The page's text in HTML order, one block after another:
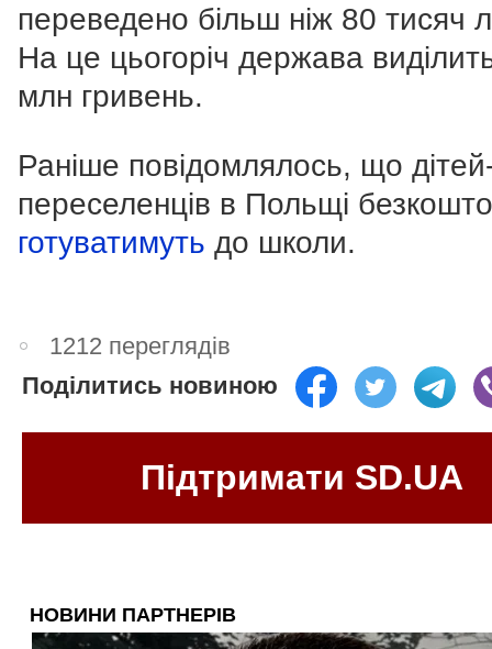
переведено більш ніж 80 тисяч
На це цьогоріч держава
млн гривень.
Раніше повідомлялось, що
переселенців в Польщі
готуватимуть до школи.
1212 переглядів
Поділитись новиною
Підтримати SD.UA